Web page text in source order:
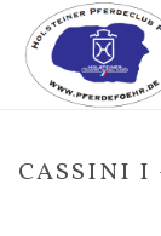
CASSINI I